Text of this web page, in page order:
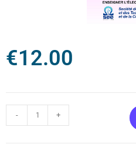
€12.00
- +